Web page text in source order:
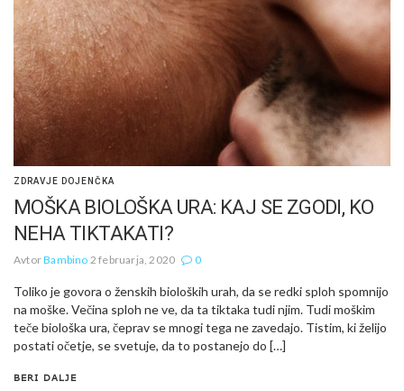
ZDRAVJE DOJENČKA
MOŠKA BIOLOŠKA URA: KAJ SE ZGODI, KO
NEHA TIKTAKATI?
AvtorBambino 2 februarja, 2020 0
Toliko je govora o ženskih bioloških urah, da se redki sploh spomnijo
na moške. Večina sploh ne ve, da ta tiktaka tudi njim. Tudi moškim
teče biološka ura, čeprav se mnogi tega ne zavedajo. Tistim, ki želijo
postati očetje, se svetuje, da to postanejo do […]
BERI DALJE